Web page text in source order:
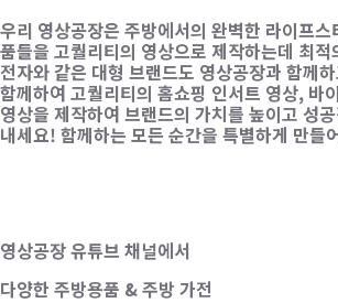
우리 영상공장은 주방에서의 완벽한 라이프스
품들을 고퀄리티의 영상으로 제작하는데 최
전자와 같은 대형 브랜드도 영상공장과 함께
함께하여 고퀄리티의 홈쇼핑 인서트 영상, 바
영상을 제작하여 브랜드의 가치를 높이고 성
내세요! 함께하는 모든 순간을 특별하게 만들
영상공장 유튜브 채널에서
다양한 주방용품 & 주방 가전